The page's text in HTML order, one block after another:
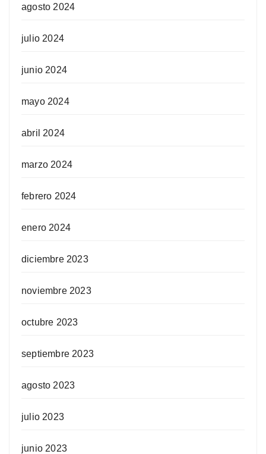
agosto 2024
julio 2024
junio 2024
mayo 2024
abril 2024
marzo 2024
febrero 2024
enero 2024
diciembre 2023
noviembre 2023
octubre 2023
septiembre 2023
agosto 2023
julio 2023
junio 2023